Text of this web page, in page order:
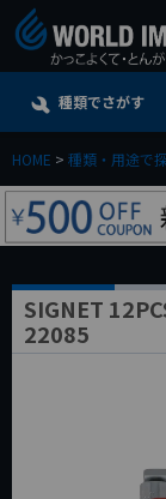
種類でさがす
HOME 種類・用途で
SIGNET
22085